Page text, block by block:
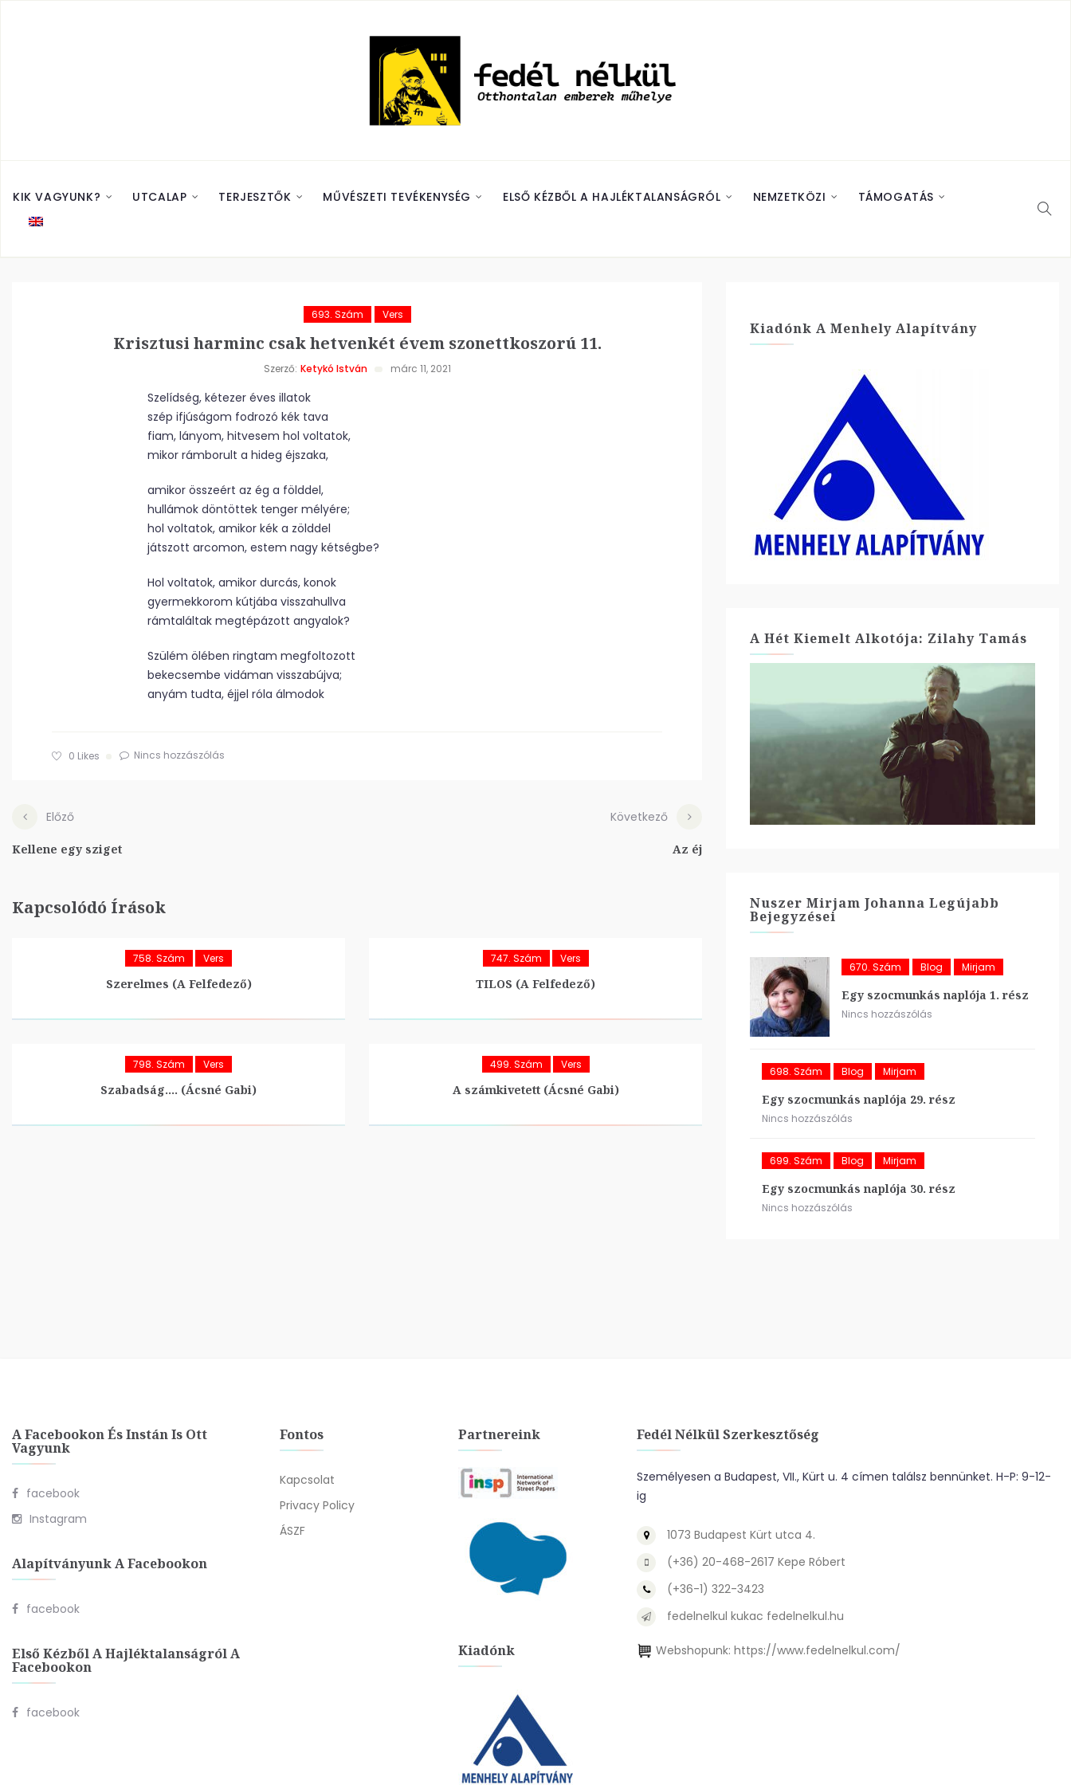
KIK VAGYUNK? UTCALAP TERJESZTŐK MŰVÉSZETI TEVÉKENYSÉG ELSŐ KÉZBŐL A HAJLÉKTALANSÁGRÓL NEMZETKÖZI TÁMOGATÁS
693. Szám Vers
Krisztusi harminc csak hetvenkét évem szonettkoszorú 11.
Szerző: Ketykó István márc 11, 2021
Szelídség, kétezer éves illatok
szép ifjúságom fodrozó kék tava
fiam, lányom, hitvesem hol voltatok,
mikor rámborult a hideg éjszaka,
amikor összeért az ég a földdel,
hullámok döntöttek tenger mélyére;
hol voltatok, amikor kék a zölddel
játszott arcomon, estem nagy kétségbe?
Hol voltatok, amikor durcás, konok
gyermekkorom kútjába visszahullva
rámtaláltak megtépázott angyalok?
Szülém ölében ringtam megfoltozott
bekecsembe vidáman visszabújva;
anyám tudta, éjjel róla álmodok
0 Likes Nincs hozzászólás
Előző
Kellene egy sziget
Következő
Az éj
Kapcsolódó Írások
758. Szám Vers
Szerelmes (A Felfedező)
747. Szám Vers
TILOS (A Felfedező)
798. Szám Vers
Szabadság…. (Ácsné Gabi)
499. Szám Vers
A számkivetett (Ácsné Gabi)
Kiadónk A Menhely Alapítvány
A Hét Kiemelt Alkotója: Zilahy Tamás
Nuszer Mirjam Johanna Legújabb
Bejegyzései
670. Szám Blog Mirjam
Egy szocmunkás naplója 1. rész
Nincs hozzászólás
698. Szám Blog Mirjam
Egy szocmunkás naplója 29. rész
Nincs hozzászólás
699. Szám Blog Mirjam
Egy szocmunkás naplója 30. rész
Nincs hozzászólás
A Facebookon És Instán Is Ott
Vagyunk
facebook
Instagram
Alapítványunk A Facebookon
facebook
Első Kézből A Hajléktalanságról A
Facebookon
facebook
Fontos
Kapcsolat
Privacy Policy
ÁSZF
Partnereink
Kiadónk
Fedél Nélkül Szerkesztőség
Személyesen a Budapest, VII., Kürt u. 4 címen találsz bennünket. H-P: 9-12-
ig
1073 Budapest Kürt utca 4.
(+36) 20-468-2617 Kepe Róbert
(+36-1) 322-3423
fedelnelkul kukac fedelnelkul.hu
Webshopunk: https://www.fedelnelkul.com/